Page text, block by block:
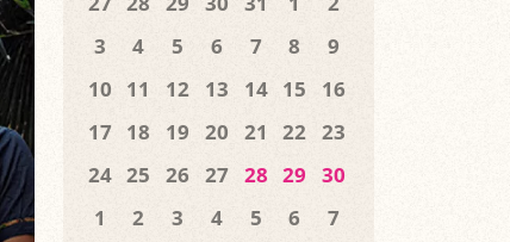
3
4 5 6 7 8
9
10
11 12 13 14 15
16
17
18 19 20 21 22 23
24 25 26 27 28 29
30
1
2 3 4 5 6 7